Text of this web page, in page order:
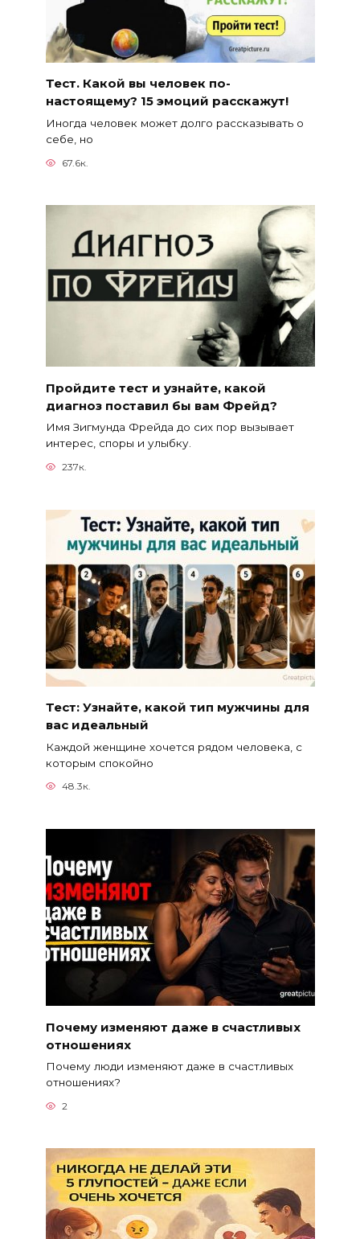
Тест. Какой вы человек по-
настоящему? 15 эмоций расскажут!
Иногда человек может долго рассказывать о
себе, но
67.6к.
Пройдите тест и узнайте, какой
диагноз поставил бы вам Фрейд?
Имя Зигмунда Фрейда до сих пор вызывает
интерес, споры и улыбку.
237к.
Тест: Узнайте, какой тип мужчины для
вас идеальный
Каждой женщине хочется рядом человека, с
которым спокойно
48.3к.
Почему изменяют даже в счастливых
отношениях
Почему люди изменяют даже в счастливых
отношениях?
2